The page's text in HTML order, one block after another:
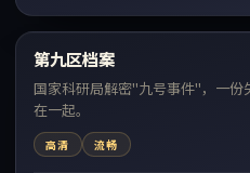
最新
第九区档案
国家科研局解密"九号事件"，一
在一起。
高清 流畅